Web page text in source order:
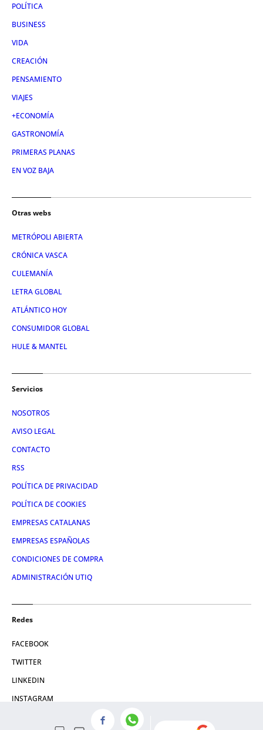
POLÍTICA
BUSINESS
VIDA
CREACIÓN
PENSAMIENTO
VIAJES
+ECONOMÍA
GASTRONOMÍA
PRIMERAS PLANAS
EN VOZ BAJA
Otras webs
METRÓPOLI ABIERTA
CRÓNICA VASCA
CULEMANÍA
LETRA GLOBAL
ATLÁNTICO HOY
CONSUMIDOR GLOBAL
HULE & MANTEL
Servicios
NOSOTROS
AVISO LEGAL
CONTACTO
RSS
POLÍTICA DE PRIVACIDAD
POLÍTICA DE COOKIES
EMPRESAS CATALANAS
EMPRESAS ESPAÑOLAS
CONDICIONES DE COMPRA
ADMINISTRACIÓN UTIQ
Redes
FACEBOOK
TWITTER
LINKEDIN
INSTAGRAM